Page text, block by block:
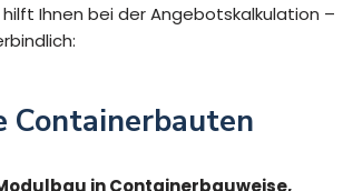
Ihnen bei der Angebotskalkulation –
Containerbauten
in Containerbauweise,